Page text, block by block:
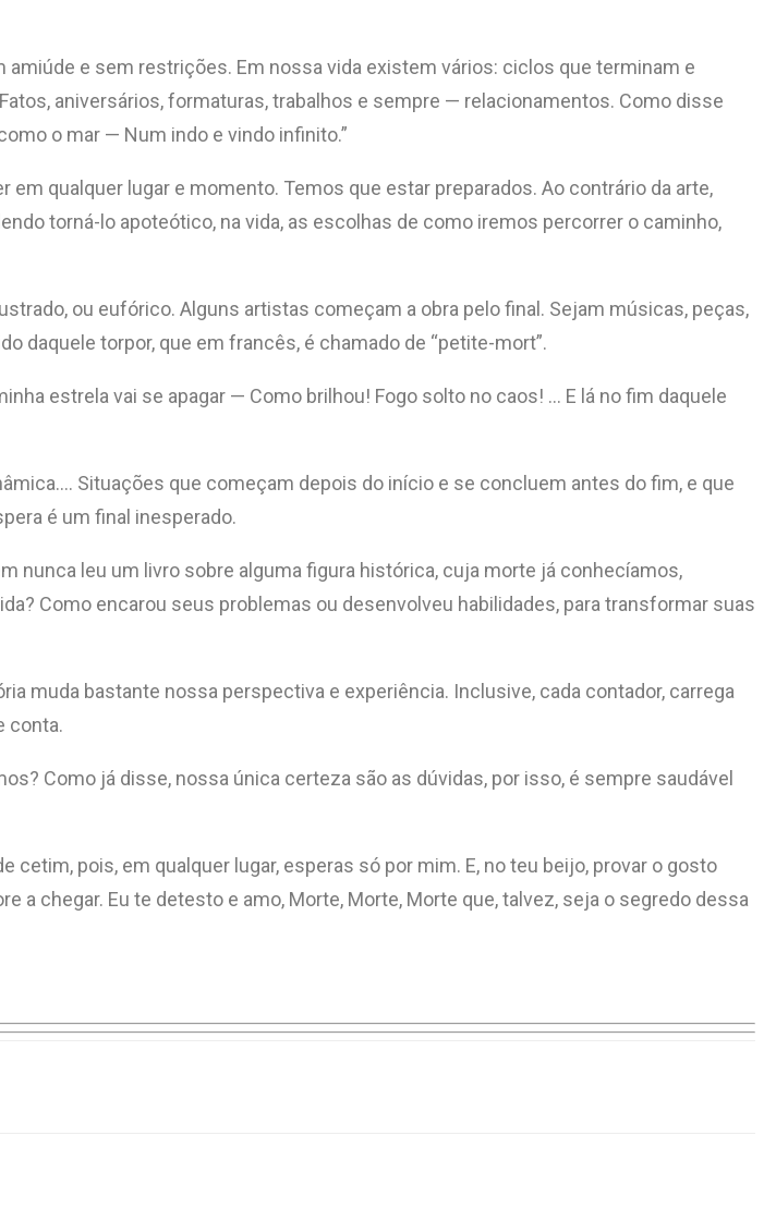
amiúde e sem restrições. Em nossa vida existem vários: ciclos que terminam e
aniversários, formaturas, trabalhos e sempre — relacionamentos. Como disse
o mar — Num indo e vindo infinito.”
qualquer lugar e momento. Temos que estar preparados. Ao contrário da arte,
torná-lo apoteótico, na vida, as escolhas de como iremos percorrer o caminho,
ou eufórico. Alguns artistas começam a obra pelo final. Sejam músicas, peças,
daquele torpor, que em francês, é chamado de “petite-mort”.
estrela vai se apagar — Como brilhou! Fogo solto no caos! … E lá no fim daquele
Situações que começam depois do início e se concluem antes do fim, e que
é um final inesperado.
nunca leu um livro sobre alguma figura histórica, cuja morte já conhecíamos,
Como encarou seus problemas ou desenvolveu habilidades, para transformar suas
muda bastante nossa perspectiva e experiência. Inclusive, cada contador, carrega
conta.
Como já disse, nossa única certeza são as dúvidas, por isso, é sempre saudável
cetim, pois, em qualquer lugar, esperas só por mim. E, no teu beijo, provar o gosto
a chegar. Eu te detesto e amo, Morte, Morte, Morte que, talvez, seja o segredo dessa